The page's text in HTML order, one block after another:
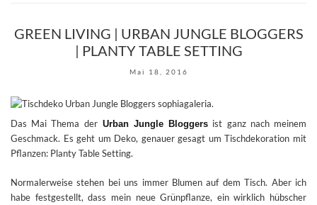
GREEN LIVING | URBAN JUNGLE BLOGGERS
| PLANTY TABLE SETTING
Mai 18, 2016
Das Mai Thema derUrban Jungle Bloggers ist ganz nach meinem
Geschmack. Es geht um Deko, genauer gesagt um Tischdekoration mit
Pflanzen: Planty Table Setting.
Normalerweise stehen bei uns immer Blumen auf dem Tisch. Aber ich
habe festgestellt, dass mein neue Grünpflanze, ein wirklich hübscher